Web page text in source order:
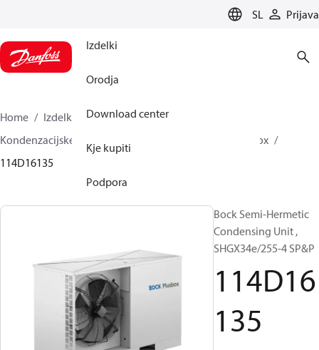
SL Prijava
Izdelki
Orodja
Download center
Kje kupiti
Podpora
Home Izdelki
Climate Solutions za hlajenje
Kondenzacijske enote
BOCK plusbox
114D16135
Bock Semi-Hermetic
Condensing Unit ,
SHGX34e/255-4 SP&P
114D16
135